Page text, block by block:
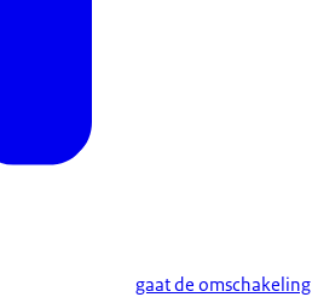
gaat de omschakeling